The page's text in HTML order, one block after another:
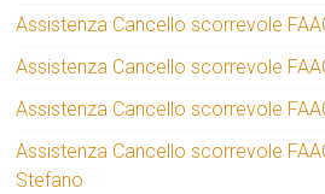
Assistenza Cancello scorrevole
Assistenza Cancello scorrevole
Assistenza Cancello scorrevole
Assistenza Cancello scorrevole
Stefano